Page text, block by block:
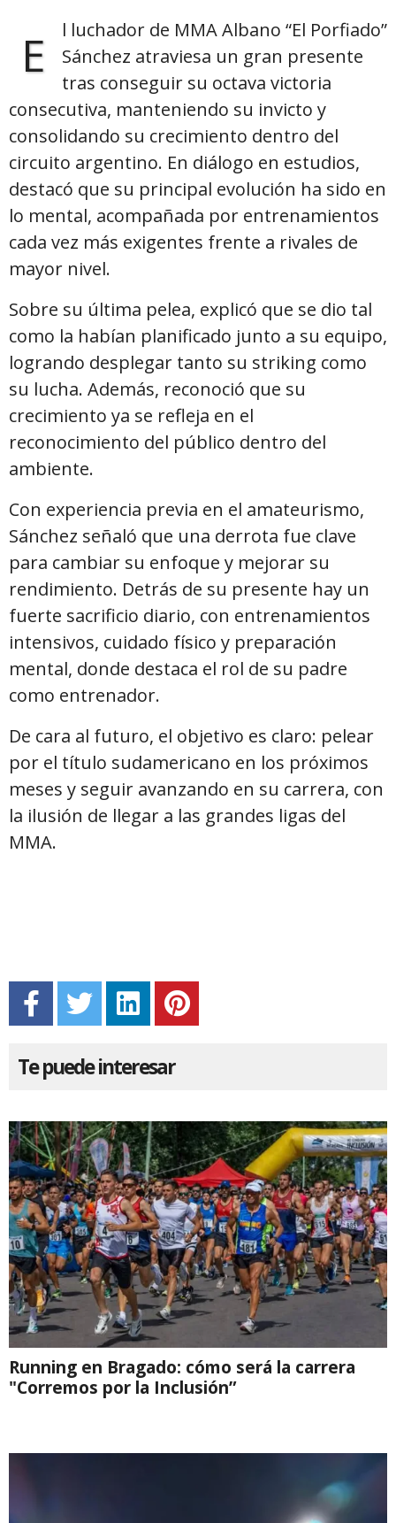
E
l luchador de MMA Albano “El Porfiado”
Sánchez atraviesa un gran presente
tras conseguir su octava victoria
consecutiva, manteniendo su invicto y
consolidando su crecimiento dentro del
circuito argentino. En diálogo en estudios,
destacó que su principal evolución ha sido en
lo mental, acompañada por entrenamientos
cada vez más exigentes frente a rivales de
mayor nivel.
Sobre su última pelea, explicó que se dio tal
como la habían planificado junto a su equipo,
logrando desplegar tanto su striking como
su lucha. Además, reconoció que su
crecimiento ya se refleja en el
reconocimiento del público dentro del
ambiente.
Con experiencia previa en el amateurismo,
Sánchez señaló que una derrota fue clave
para cambiar su enfoque y mejorar su
rendimiento. Detrás de su presente hay un
fuerte sacrificio diario, con entrenamientos
intensivos, cuidado físico y preparación
mental, donde destaca el rol de su padre
como entrenador.
De cara al futuro, el objetivo es claro: pelear
por el título sudamericano en los próximos
meses y seguir avanzando en su carrera, con
la ilusión de llegar a las grandes ligas del
MMA.
Te puede interesar
Running en Bragado: cómo será la carrera
"Corremos por la Inclusión”